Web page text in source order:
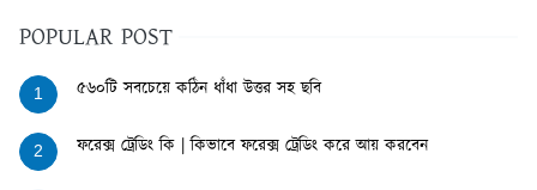
POPULAR POST
1 ৫৬০টি সবচেয়ে কঠিন ধাঁধা উত্তর সহ ছবি
2 ফরেক্স ট্রেডিং কি | কিভাবে ফরেক্স ট্রেডিং করে আয় করবেন